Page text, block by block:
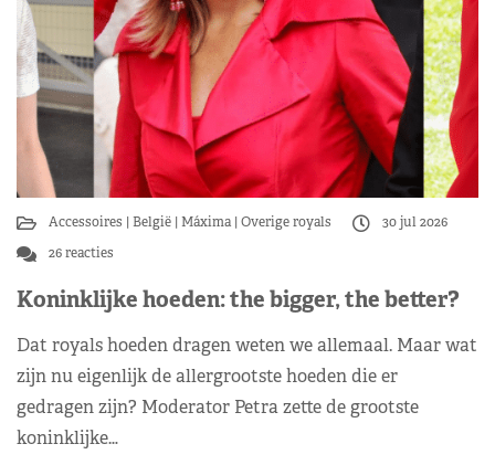
Accessoires België Máxima Overige royals
30 jul 2026
26 reacties
Koninklijke hoeden: the bigger, the better?
Dat royals hoeden dragen weten we allemaal. Maar wat
zijn nu eigenlijk de allergrootste hoeden die er
gedragen zijn? Moderator Petra zette de grootste
koninklijke…